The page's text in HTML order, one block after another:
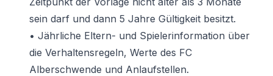
sein darf und dann 5 Jahre Gültigkeit besitzt.
• Jährliche Eltern- und Spielerinformation über
die Verhaltensregeln, Werte des FC
Alberschwende und Anlaufstellen.